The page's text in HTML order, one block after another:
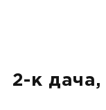
2-к дача,